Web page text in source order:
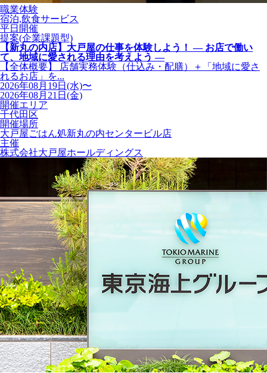
職業体験
宿泊,飲食サービス
平日開催
提案(企業課題型)
【新丸の内店】大戸屋の仕事を体験しよう！ ― お店で働い
て、地域に愛される理由を考えよう ―
【全体概要】 店舗実務体験（仕込み・配膳）＋「地域に愛さ
れるお店」を...
2026年08月19日(水)〜
2026年08月21日(金)
開催エリア
千代田区
開催場所
大戸屋ごはん処新丸の内センタービル店
主催
株式会社大戸屋ホールディングス